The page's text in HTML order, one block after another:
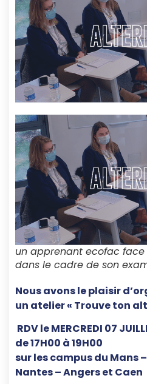
un apprenant ecofac
dans le cadre de son
Nous avons le plaisir
un atelier « Trouve ton
RDV le MERCREDI 07
de 17H00 à 19H00
sur les campus du Mans
Nantes – Angers et Caen